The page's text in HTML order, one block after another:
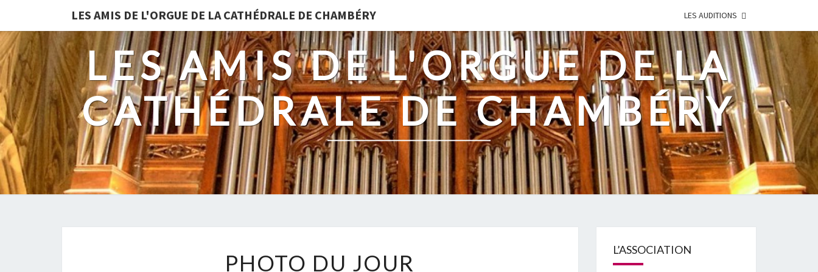
LES AMIS DE L'ORGUE DE LA CATHÉDRALE DE CHAMBÉRY LES AUDITIONS
LES AMIS DE L'ORGUE DE LA
CATHÉDRALE DE CHAMBÉRY
DU
PHOTO DU JOUR L’ASSOCIATION